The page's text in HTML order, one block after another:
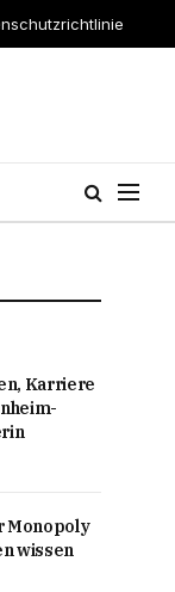
Karriere
Monopoly
wissen